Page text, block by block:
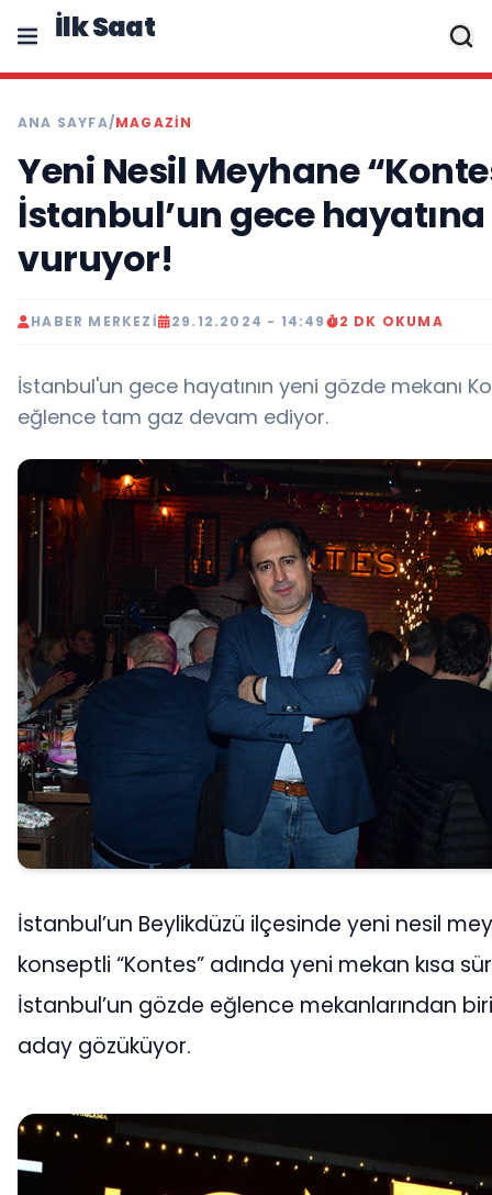
İlk Saat
ANA SAYFA/MAGAZIN
Yeni Nesil Meyhane
İstanbul’un gece
vuruyor!
HABER MERKEZI 29.12.2024 - 14:49 2 DK OKUMA
İstanbul'un gece hayatının yeni gözde mekanı
eğlence tam gaz devam ediyor.
İstanbul’un Beylikdüzü ilçesinde yeni nesil
konseptli “Kontes” adında yeni mekan kısa
İstanbul’un gözde eğlence mekanlarından
aday gözüküyor.